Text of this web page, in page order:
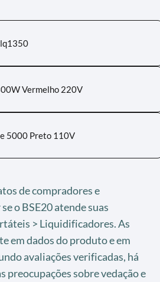
Vermelho 220V
5000 Preto 110V
de compradores e
o BSE20 atende suas
> Liquidificadores. As
em dados do produto e em
avaliações verificadas, há
preocupações sobre vedação e